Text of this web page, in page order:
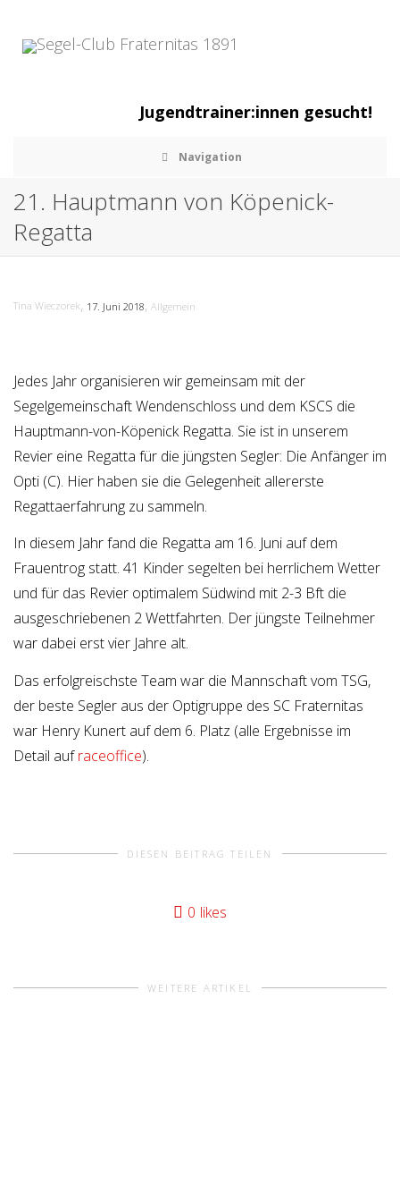
Jugendtrainer:innen gesucht!
Navigation
21. Hauptmann von Köpenick-
Regatta
Tina Wieczorek, 17. Juni 2018, Allgemein
Jedes Jahr organisieren wir gemeinsam mit der
Segelgemeinschaft Wendenschloss und dem KSCS die
Hauptmann-von-Köpenick Regatta. Sie ist in unserem
Revier eine Regatta für die jüngsten Segler: Die Anfänger im
Opti (C). Hier haben sie die Gelegenheit allererste
Regattaerfahrung zu sammeln.
In diesem Jahr fand die Regatta am 16. Juni auf dem
Frauentrog statt. 41 Kinder segelten bei herrlichem Wetter
und für das Revier optimalem Südwind mit 2-3 Bft die
ausgeschriebenen 2 Wettfahrten. Der jüngste Teilnehmer
war dabei erst vier Jahre alt.
Das erfolgreischste Team war die Mannschaft vom TSG,
der beste Segler aus der Optigruppe des SC Fraternitas
war Henry Kunert auf dem 6. Platz (alle Ergebnisse im
Detail aufraceoffice).
DIESEN BEITRAG TEILEN
0 likes
WEITERE ARTIKEL